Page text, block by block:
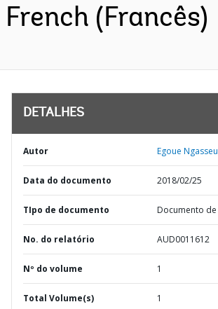
French (Francês)
DETALHES
Autor Egoue
Data do documento 2018/02/25
TIpo de documento Documento
No. do relatório AUD0011612
Nº do volume 1
Total Volume(s) 1